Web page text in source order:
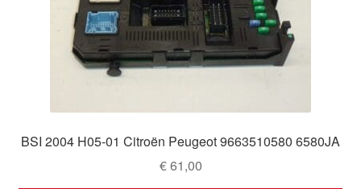
BSI 2004 H05-01 Citroën Peugeot 9663510580 6580JA
€61,00